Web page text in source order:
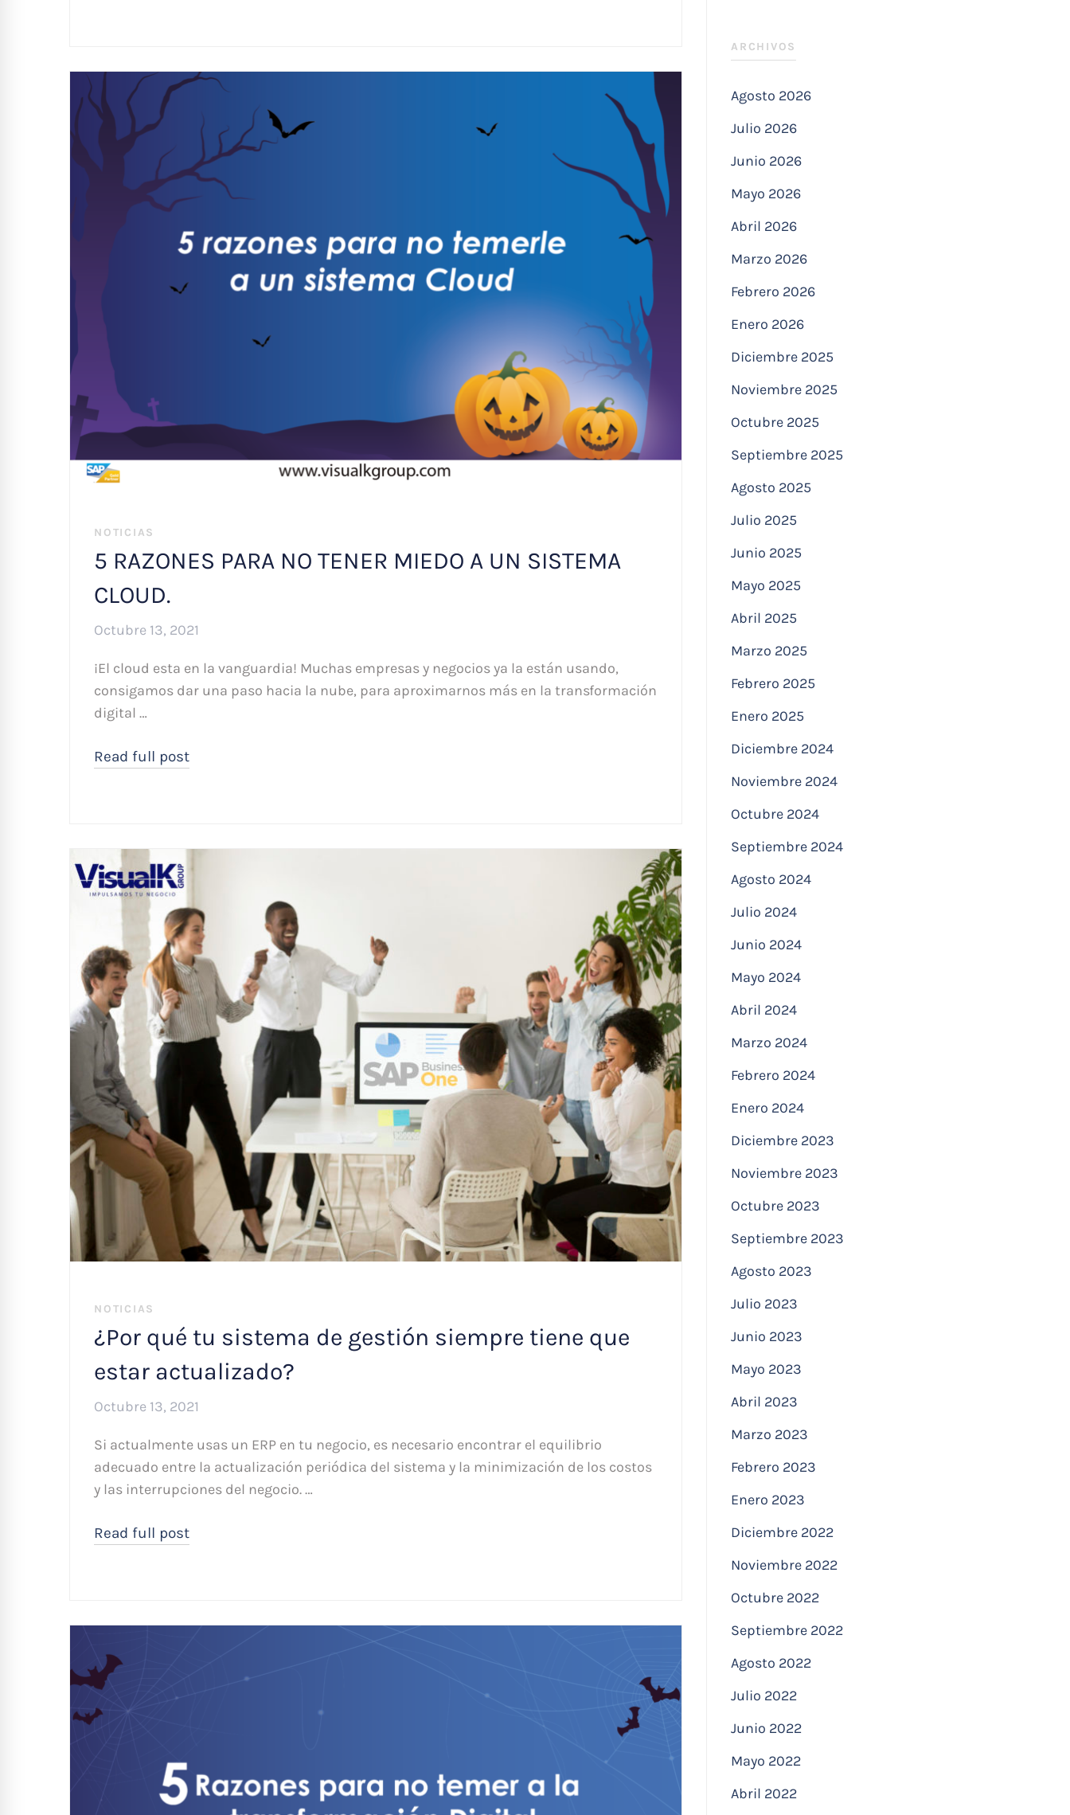
NOTICIAS
5 RAZONES PARA NO TENER MIEDO A UN SISTEMA
CLOUD.
Octubre 13, 2021
¡El cloud esta en la vanguardia! Muchas empresas y negocios ya la están usando,
consigamos dar una paso hacia la nube, para aproximarnos más en la transformación
digital …
Read full post
NOTICIAS
¿Por qué tu sistema de gestión siempre tiene que
estar actualizado?
Octubre 13, 2021
Si actualmente usas un ERP en tu negocio, es necesario encontrar el equilibrio
adecuado entre la actualización periódica del sistema y la minimización de los costos
y las interrupciones del negocio. …
Read full post
ARCHIVOS
Agosto 2026
Julio 2026
Junio 2026
Mayo 2026
Abril 2026
Marzo 2026
Febrero 2026
Enero 2026
Diciembre 2025
Noviembre 2025
Octubre 2025
Septiembre 2025
Agosto 2025
Julio 2025
Junio 2025
Mayo 2025
Abril 2025
Marzo 2025
Febrero 2025
Enero 2025
Diciembre 2024
Noviembre 2024
Octubre 2024
Septiembre 2024
Agosto 2024
Julio 2024
Junio 2024
Mayo 2024
Abril 2024
Marzo 2024
Febrero 2024
Enero 2024
Diciembre 2023
Noviembre 2023
Octubre 2023
Septiembre 2023
Agosto 2023
Julio 2023
Junio 2023
Mayo 2023
Abril 2023
Marzo 2023
Febrero 2023
Enero 2023
Diciembre 2022
Noviembre 2022
Octubre 2022
Septiembre 2022
Agosto 2022
Julio 2022
Junio 2022
Mayo 2022
Abril 2022